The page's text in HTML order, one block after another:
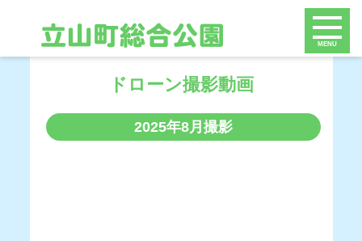
MENU
ドローン撮影動画
2025年8月撮影